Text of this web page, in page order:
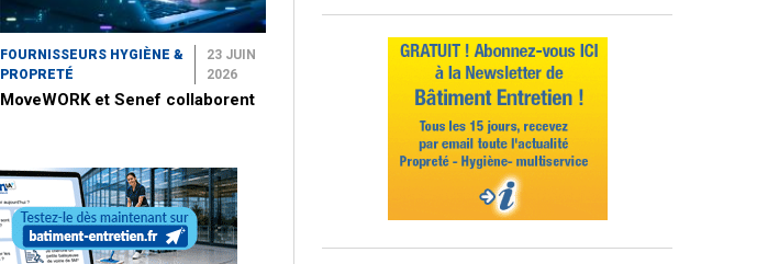
FOURNISSEURS HYGIÈNE &
PROPRETÉ
23 JUIN
2026
MoveWORK et Senef collaborent